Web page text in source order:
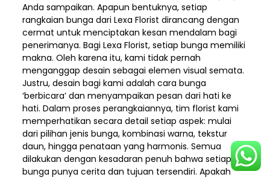
Anda sampaikan. Apapun bentuknya, setiap
rangkaian bunga dari Lexa Florist dirancang dengan
cermat untuk menciptakan kesan mendalam bagi
penerimanya. Bagi Lexa Florist, setiap bunga memiliki
makna. Oleh karena itu, kami tidak pernah
menganggap desain sebagai elemen visual semata.
Justru, desain bagi kami adalah cara bunga
‘berbicara’ dan menyampaikan pesan dari hati ke
hati. Dalam proses perangkaiannya, tim florist kami
memperhatikan secara detail setiap aspek: mulai
dari pilihan jenis bunga, kombinasi warna, tekstur
daun, hingga penataan yang harmonis. Semua
dilakukan dengan kesadaran penuh bahwa setiap
bunga punya cerita dan tujuan tersendiri. Apakah